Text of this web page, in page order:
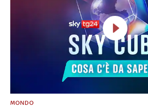
MONDO